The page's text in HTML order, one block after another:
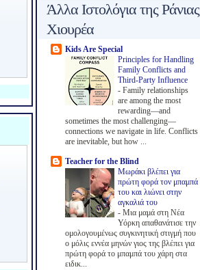
Άλλα Ιστολόγια της Ράνιας
Χιουρέα
Kids Are Special
Principles for Handling
Family Conflicts and
Third-Party Influence
- Family relationships
are among the most
rewarding—and
sometimes the most challenging—
connections we navigate in life. Conflicts
are inevitable, but how ...
Teacher for the Blind
Μωράκι βλέπει για
πρώτη φορά τον μπαμπά
του και λιώνει στην
αγκαλιά του
- Μια μαμά στη Νέα
Υόρκη απαθανάτισε την
ομολογουμένως συγκινητική στιγμή που
ο μόλις εννέα μηνών γιος της βλέπει για
πρώτη φορά το μπαμπά του χάρη στα
ειδικ...